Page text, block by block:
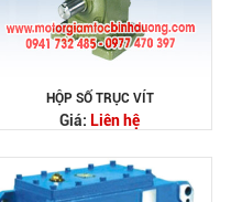
HỘP SỐ TRỤC VÍT
Giá: Liên hệ